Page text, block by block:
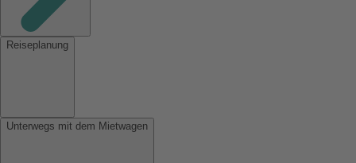
Reiseplanung
Unterwegs mit dem Mietwagen